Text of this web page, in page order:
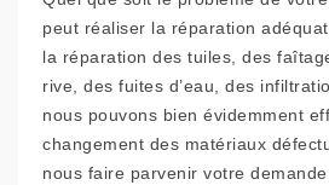
peut réaliser la réparation
la réparation des tuiles, des
rive, des fuites d’eau, des
nous pouvons bien évidemment
changement des matériaux
nous faire parvenir votre